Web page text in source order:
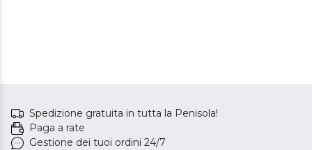
Spedizione gratuita in tutta la Penisola!
Paga a rate
Gestione dei tuoi ordini 24/7